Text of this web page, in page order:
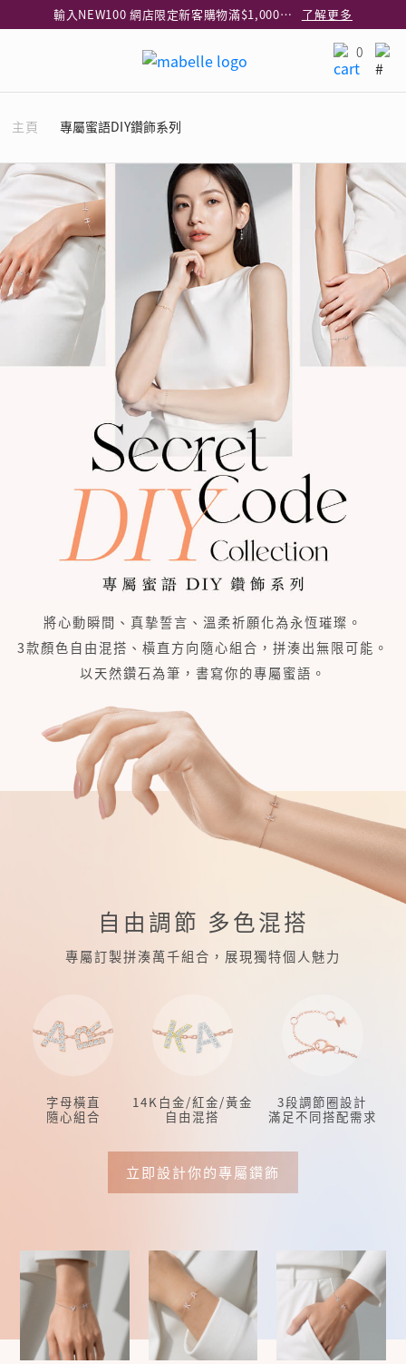
輸入NEW100 網店限定新客購物滿$1,000減$100
了解更多
指定純銀動物耳環2件享7折
網店購物即享免費送貨服務
全港任何MaBelle門市自取貨 了解更多
網店限定 滿$3,000送精緻禮盒包裝及驚喜禮品
了解更多
0
主頁 專屬蜜語DIY鑽飾系列
將心動瞬間、真摰誓言、溫柔祈願化為永恆璀璨。
3款顏色自由混搭、橫直方向隨心組合，拼湊出無限可能。
以天然鑽石為筆，書寫你的專屬蜜語。
自由調節 多色混搭
專屬訂製拼湊萬千組合，展現獨特個人魅力
字母橫直
隨心組合
14K白金/紅金/黃金
自由混搭
3段調節圈設計
滿足不同搭配需求
立即設計你的專屬鑽飾